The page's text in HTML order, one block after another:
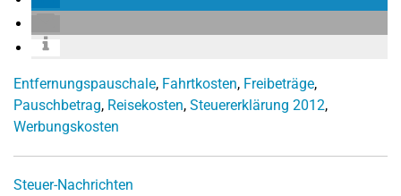
Entfernungspauschale, Fahrtkosten, Freibeträge,
Pauschbetrag, Reisekosten, Steuererklärung 2012,
Werbungskosten
Steuer-Nachrichten